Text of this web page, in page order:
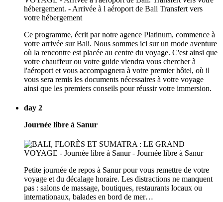
Ce programme, écrit par notre agence Platinum, commence à
votre arrivée sur Bali. Nous sommes ici sur un mode aventure
où la rencontre est placée au centre du voyage. C'est ainsi que
votre chauffeur ou votre guide viendra vous chercher à
l'aéroport et vous accompagnera à votre premier hôtel, où il
vous sera remis les documents nécessaires à votre voyage
ainsi que les premiers conseils pour réussir votre immersion.
day 2
Journée libre à Sanur
Petite journée de repos à Sanur pour vous remettre de votre
voyage et du décalage horaire. Les distractions ne manquent
pas : salons de massage, boutiques, restaurants locaux ou
internationaux, balades en bord de mer…